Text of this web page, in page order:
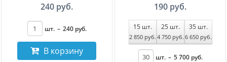
240 руб.
шт. – 240 руб.
В корзину
190 руб.
15шт.
2 850 руб.
25шт.
4 750 руб.
35шт.
6 650 руб.
шт. – 5 700 руб.